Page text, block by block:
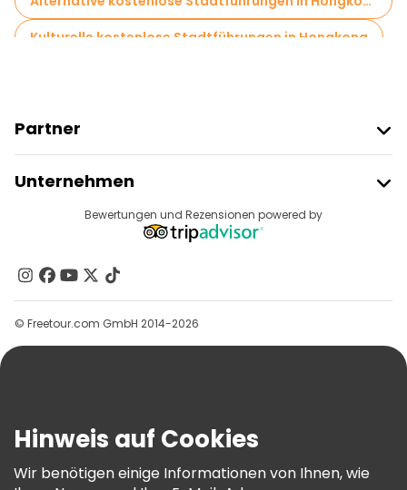
Kulturelle kostenlose Stadtführungen in Hongkong
Lokale Verkostungstouren in Hongkong
Kostenlose Tagesausflüge in Hongkong
Partner
Anbieter-Anmeldung
Affiliate-Programm
Unternehmen
Reiseziele
Kontakt
Gruppen
Hilfe
AGB Und Rechtliches
Cookie-Richtlinie
Bewertungen und Rezensionen powered by
© Freetour.com GmbH 2014-2026
Hinweis auf Cookies
Wir benötigen einige Informationen von Ihnen, wie